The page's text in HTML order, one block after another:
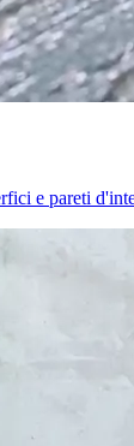
e pareti